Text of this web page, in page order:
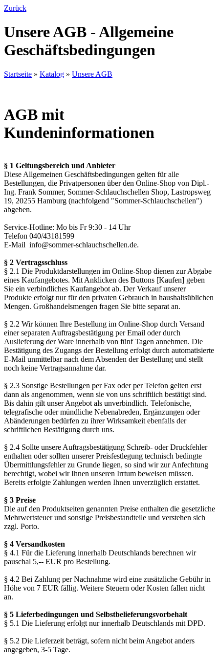
Zurück
Unsere AGB - Allgemeine
Geschäftsbedingungen
Startseite » Katalog » Unsere AGB
AGB mit
Kundeninformationen
§ 1 Geltungsbereich und Anbieter
Diese Allgemeinen Geschäftsbedingungen gelten für alle
Bestellungen, die Privatpersonen über den Online-Shop von Dipl.-
Ing. Frank Sommer, Sommer-Schlauchschellen Shop, Lastropsweg
19, 20255 Hamburg (nachfolgend "Sommer-Schlauchschellen")
abgeben.
Service-Hotline: Mo bis Fr 9:30 - 14 Uhr
Telefon 040/43181599
E-Mail info@sommer-schlauchschellen.de.
§ 2 Vertragsschluss
§ 2.1 Die Produktdarstellungen im Online-Shop dienen zur Abgabe
eines Kaufangebotes. Mit Anklicken des Buttons [Kaufen] geben
Sie ein verbindliches Kaufangebot ab. Der Verkauf unserer
Produkte erfolgt nur für den privaten Gebrauch in haushaltsüblichen
Mengen. Großhandelsmengen fragen Sie bitte separat an.
§ 2.2 Wir können Ihre Bestellung im Online-Shop durch Versand
einer separaten Auftragsbestätigung per Email oder durch
Auslieferung der Ware innerhalb von fünf Tagen annehmen. Die
Bestätigung des Zugangs der Bestellung erfolgt durch automatisierte
E-Mail unmittelbar nach dem Absenden der Bestellung und stellt
noch keine Vertragsannahme dar.
§ 2.3 Sonstige Bestellungen per Fax oder per Telefon gelten erst
dann als angenommen, wenn sie von uns schriftlich bestätigt sind.
Bis dahin gilt unser Angebot als unverbindlich. Telefonische,
telegrafische oder mündliche Nebenabreden, Ergänzungen oder
Abänderungen bedürfen zu ihrer Wirksamkeit ebenfalls der
schriftlichen Bestätigung durch uns.
§ 2.4 Sollte unsere Auftragsbestätigung Schreib- oder Druckfehler
enthalten oder sollten unserer Preisfestlegung technisch bedingte
Übermittlungsfehler zu Grunde liegen, so sind wir zur Anfechtung
berechtigt, wobei wir Ihnen unseren Irrtum beweisen müssen.
Bereits erfolgte Zahlungen werden Ihnen unverzüglich erstattet.
§ 3 Preise
Die auf den Produktseiten genannten Preise enthalten die gesetzliche
Mehrwertsteuer und sonstige Preisbestandteile und verstehen sich
zzgl. Porto.
§ 4 Versandkosten
§ 4.1 Für die Lieferung innerhalb Deutschlands berechnen wir
pauschal 5,-- EUR pro Bestellung.
§ 4.2 Bei Zahlung per Nachnahme wird eine zusätzliche Gebühr in
Höhe von 7 EUR fällig. Weitere Steuern oder Kosten fallen nicht
an.
§ 5 Lieferbedingungen und Selbstbelieferungsvorbehalt
§ 5.1 Die Lieferung erfolgt nur innerhalb Deutschlands mit DPD.
§ 5.2 Die Lieferzeit beträgt, sofern nicht beim Angebot anders
angegeben, 3-5 Tage.